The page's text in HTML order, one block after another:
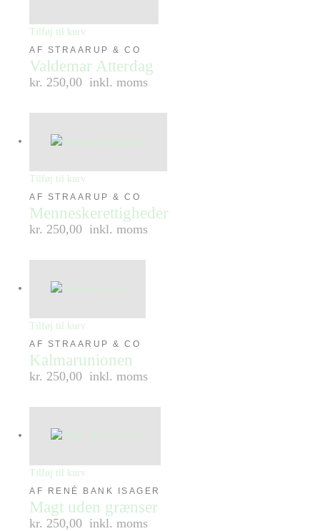
Tilføj til kurv
AF STRAARUP & CO
Valdemar Atterdag
kr. 250,00 inkl. moms
Tilføj til kurv
AF STRAARUP & CO
Menneskerettigheder
kr. 250,00 inkl. moms
Tilføj til kurv
AF STRAARUP & CO
Kalmarunionen
kr. 250,00 inkl. moms
Tilføj til kurv
AF RENÉ BANK ISAGER
Magt uden grænser
kr. 250,00 inkl. moms